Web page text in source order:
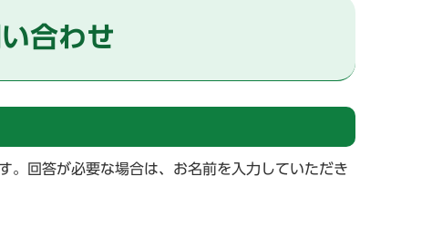
合わせ
。回答が必要な場合は、お名前を入力していただき